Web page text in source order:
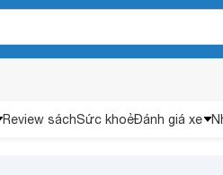
Review sáchSức khoẻĐánh giá xe